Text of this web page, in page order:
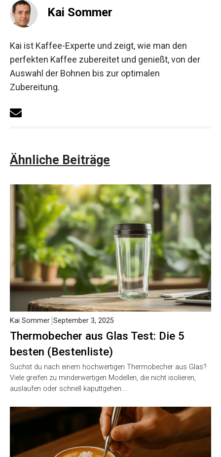
Kai Sommer
Kai ist Kaffee-Experte und zeigt, wie man den
perfekten Kaffee zubereitet und genießt, von der
Auswahl der Bohnen bis zur optimalen
Zubereitung.
Ähnliche Beiträge
Thermobecher aus Glas Test: Die 5
besten (Bestenliste)
Kai Sommer September 3, 2025
Suchst du nach einem hochwertigen Thermobecher aus Glas?
Viele greifen zu minderwertigen Modellen, die nicht isolieren,
auslaufen oder schnell kaputtgehen….